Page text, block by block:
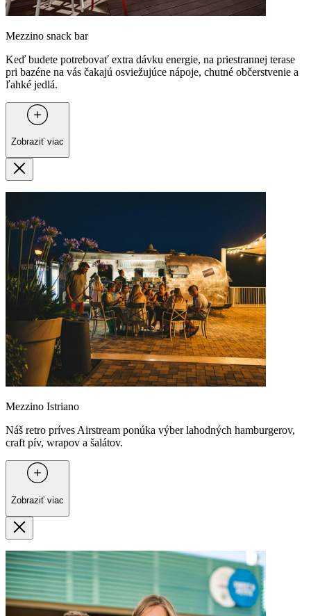
Mezzino snack bar
Keď budete potrebovať extra dávku energie, na priestrannej terase
pri bazéne na vás čakajú osviežujúce nápoje, chutné občerstvenie a
ľahké jedlá.
Zobraziť viac
Mezzino Istriano
Náš retro príves Airstream ponúka výber lahodných hamburgerov,
craft pív, wrapov a šalátov.
Zobraziť viac